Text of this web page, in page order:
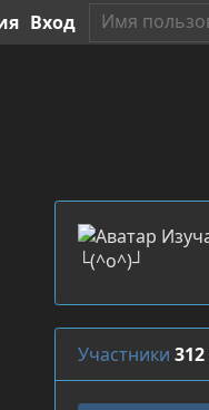
Вход
Участники 312